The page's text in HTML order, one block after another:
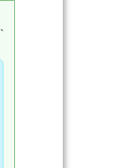
ˋ